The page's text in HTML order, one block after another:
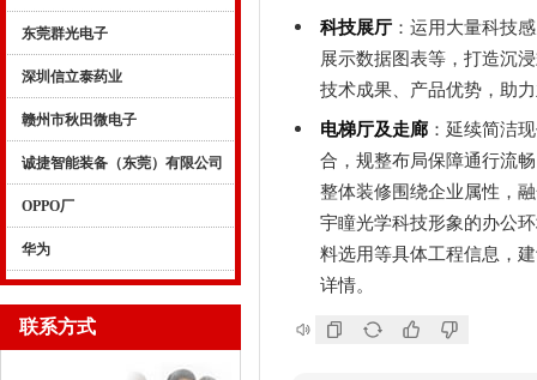
东莞群光电子
深圳信立泰药业
赣州市秋田微电子
诚捷智能装备（东莞）有限公司
OPPO厂
华为
联系方式
科技展厅 ：运用大量科技
展示数据图表等，打造沉
技术成果、产品优势，助
电梯厅及走廊 ：延续简洁
合，规整布局保障通行流
整体装修围绕企业属性，
宇瞳光学科技形象的办公
料选用等具体工程信息，
详情。